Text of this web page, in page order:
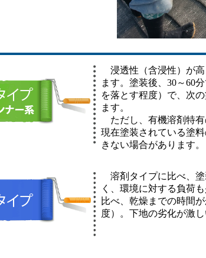
浸透性（含浸性）が高
ます。塗装後、 30～60分
を落とす程度）で、次
ます。
ただし、 有機溶剤特
現在塗装されている塗
きない場合があります。
溶剤タイプに比べ、
く
環境に対する負荷
比べ、 乾燥までの時間
度）。下地の劣化が激